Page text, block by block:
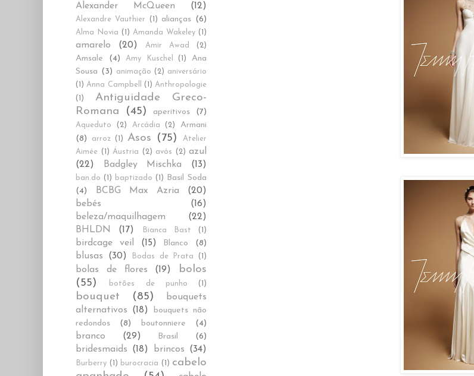
Alexander McQueen (12)
Alexandre Vauthier (1) alianças (6)
Alma Novia (1) Amanda Wakeley (1)
amarelo (20) Amir Awad (2)
Amsale (4) Amy Kuschel (1)
Ana
Sousa (3) animação (2) aniversário
(1) Anna Campbell (1) Anthropologie
(1)
Antiguidade Greco-
Romana
(45) aperitivos (7)
Aqueduto (2) Arcádia (2)
Armani
(8)
arroz (1) Asos (75)
Atelier
Aimée
(1) Áustria (2) avós (2) azul
(22)
Badgley Mischka (13)
ban.do (1) baptizado (1)
Basil Soda
(4)
BCBG Max Azria
(20)
bebés
(16)
beleza/maquilhagem
(22)
BHLDN
(17) Bianca Bast (1)
birdcage veil (15) Blanco (8)
blusas (30) Bodas de Prata (1)
bolas de flores (19)
bolos
(55)
botões de punho (1)
bouquet (85)
bouquets
alternativos
(18)
bouquets não
redondos
(8) boutonniere (4)
branco (29) Brasil (6)
bridesmaids (18) brincos (34)
Burberry (1) burocracia (1) cabelo